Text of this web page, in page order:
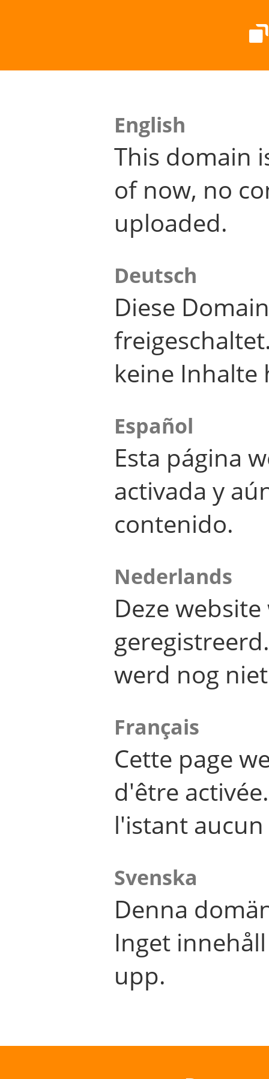
English
This domain
of now, no
uploaded.
Deutsch
Diese
keine Inhalte
Español
Esta página
activada y
contenido.
Nederlands
Deze
werd nog
Français
Cette page
d'être
l'istant
Svenska
Denna
Inget
upp.